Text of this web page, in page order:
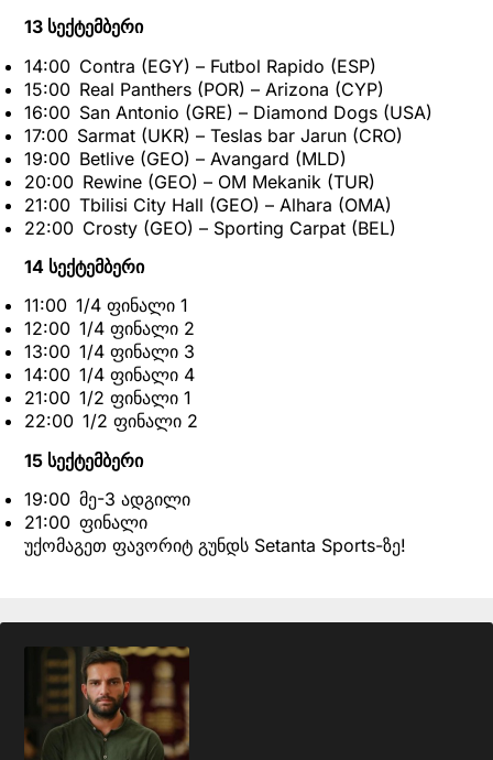
13 სექტემბერი
14:00 Contra (EGY) – Futbol Rapido (ESP)
15:00 Real Panthers (POR) – Arizona (CYP)
16:00 San Antonio (GRE) – Diamond Dogs (USA)
17:00 Sarmat (UKR) – Teslas bar Jarun (CRO)
19:00 Betlive (GEO) – Avangard (MLD)
20:00 Rewine (GEO) – OM Mekanik (TUR)
21:00 Tbilisi City Hall (GEO) – Alhara (OMA)
22:00 Crosty (GEO) – Sporting Carpat (BEL)
14 სექტემბერი
11:00 1/4 ფინალი 1
12:00 1/4 ფინალი 2
13:00 1/4 ფინალი 3
14:00 1/4 ფინალი 4
21:00 1/2 ფინალი 1
22:00 1/2 ფინალი 2
15 სექტემბერი
19:00 მე-3 ადგილი
21:00 ფინალი
უქომაგეთ ფავორიტ გუნდს Setanta Sports-ზე!